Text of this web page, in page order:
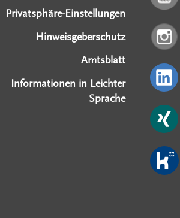
Privatsphäre-Einstellungen
Hinweisgeberschutz
Amtsblatt
Informationen in Leichter
Sprache